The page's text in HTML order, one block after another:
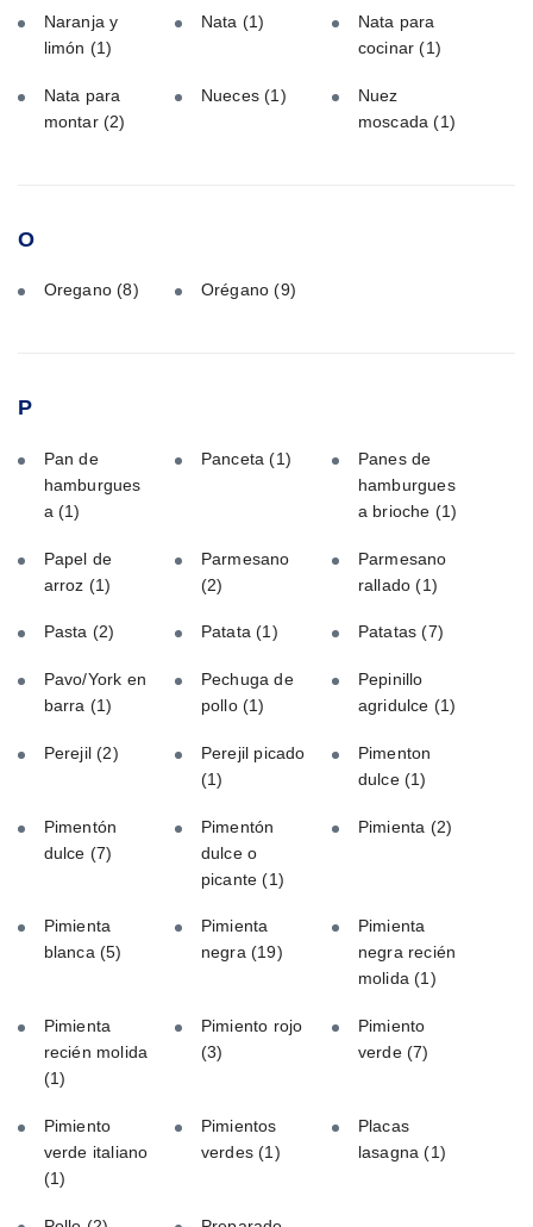
Naranja y
limón (1)
Nata (1)
Nata para
cocinar(1)
Nata para
montar (2)
Nueces(1)
Nuez
moscada(1)
O
Oregano(8) Orégano(9)
P
Pan de
hamburgues
a (1)
Panceta(1)
Panes de
hamburgues
a brioche (1)
Papel de
arroz (1)
Parmesano
(2)
Parmesano
rallado(1)
Pasta (2) Patata(1) Patatas(7)
Pavo/York en
barra (1)
Pechuga de
pollo (1)
Pepinillo
agridulce (1)
Perejil(2)
Perejil picado
(1)
Pimenton
dulce(1)
Pimentón
dulce (7)
Pimentón
dulce o
picante(1)
Pimienta (2)
Pimienta
blanca (5)
Pimienta
negra (19)
Pimienta
negra recién
molida(1)
Pimienta
recién molida
(1)
Pimiento rojo
(3)
Pimiento
verde(7)
Pimiento
verde italiano
(1)
Pimientos
verdes(1)
Placas
lasagna(1)